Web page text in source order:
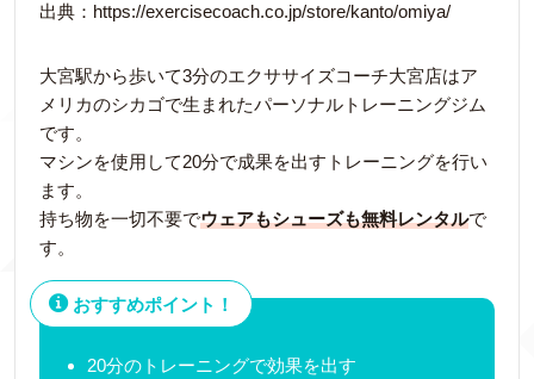
出典：https://exercisecoach.co.jp/store/kanto/omiya/
大宮駅から歩いて3分のエクササイズコーチ大宮店はア
メリカのシカゴで生まれたパーソナルトレーニングジム
です。
マシンを使用して20分で成果を出すトレーニングを行い
ます。
持ち物を一切不要でウェアもシューズも無料レンタルで
す。
おすすめポイント！
20分のトレーニングで効果を出す